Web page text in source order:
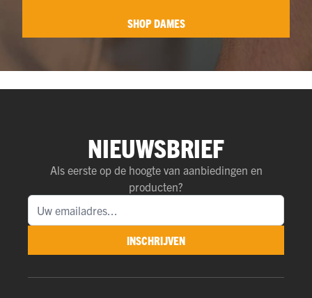
SHOP DAMES
NIEUWSBRIEF
Als eerste op de hoogte van aanbiedingen en
producten?
INSCHRIJVEN